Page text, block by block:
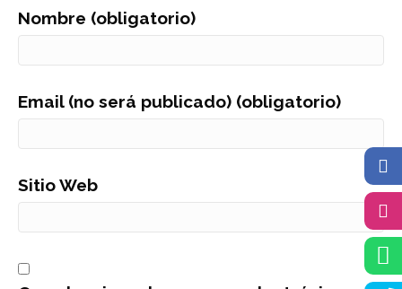
Nombre (obligatorio)
Email (no será publicado) (obligatorio)
Sitio Web